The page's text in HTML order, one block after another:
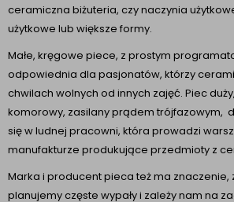
ceramiczna biżuteria, czy naczynia
użytkowe lub większe formy.
Małe, kręgowe piece, z prostym
odpowiednia dla pasjonatów, którzy
chwilach wolnych od innych zajęć. Piec
komorowy, zasilany prądem trójfazowym,
się w ludnej pracowni, która prowadzi
manufakturze produkujące przedmioty z
Marka i producent pieca też ma znaczenie,
planujemy częste wypały i zależy nam na